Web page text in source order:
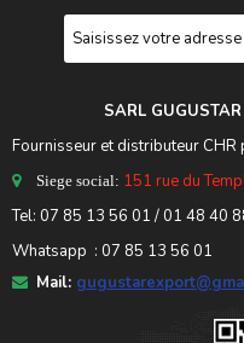
SARL GUGUSTAR
Fournisseur et distributeur CHR
Siege social: 151 rue du
Tel: 07 85 13 56 01 / 01 48 40
Whatsapp : 07 85 13 56 01
Mail: